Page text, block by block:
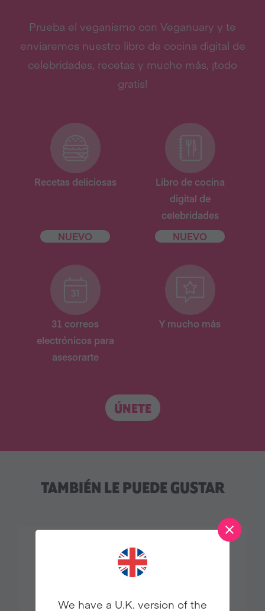
Prueba el veganismo con Veganuary y te
enviaremos nuestro libro de cocina digital de
celebridades, recetas y mucho más, ¡todo
gratis!
Recetas deliciosas
NUEVO
Libro de cocina
digital de
celebridades
NUEVO
31 correos
electrónicos para
asesorarte
Y mucho más
ÚNETE
TAMBIÉN LE PUEDE GUSTAR
We have a U.K. version of the